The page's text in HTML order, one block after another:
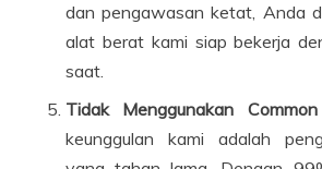
dan pengawasan ketat, Anda
alat berat kami siap bekerja
saat.
Tidak Menggunakan
keunggulan kami adalah